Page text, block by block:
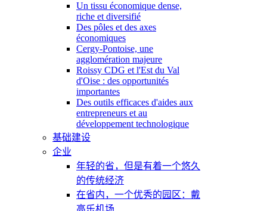
Un tissu économique dense,
riche et diversifié
Des pôles et des axes
économiques
Cergy-Pontoise, une
agglomération majeure
Roissy CDG et l'Est du Val
d'Oise : des opportunités
importantes
Des outils efficaces d'aides aux
entrepreneurs et au
développement technologique
基础建设
企业
年轻的省，但是有着一个悠久
的传统经济
在省内，一个优秀的园区：戴
高乐机场